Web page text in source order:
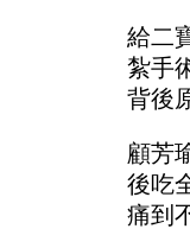
給二
紮手
背後
顧芳
後吃
痛到